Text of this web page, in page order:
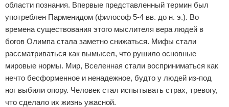
области познания. Впервые представленный термин был
употреблен Парменидом (философ 5-4 вв. до н. э.). Во
времена существования этого мыслителя вера людей в
богов Олимпа стала заметно снижаться. Мифы стали
рассматриваться как вымысел, что рушило основные
мировые нормы. Мир, Вселенная стали восприниматься как
нечто бесформенное и ненадежное, будто у людей из-под
ног выбили опору. Человек стал испытывать страх, тревогу,
что сделало их жизнь ужасной.